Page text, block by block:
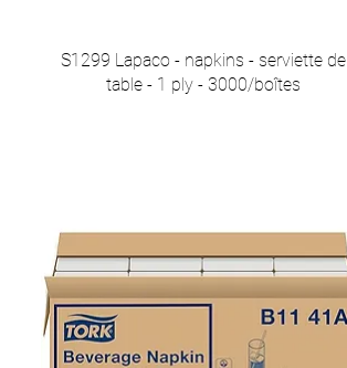
S1299 Lapaco - napkins - serviette de
table - 1 ply - 3000/boîtes